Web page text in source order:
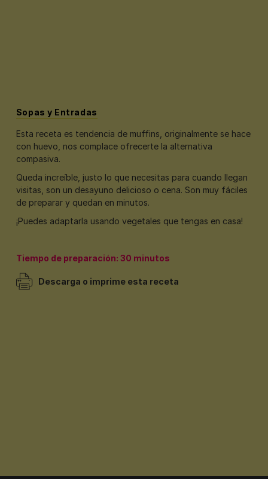
Sopas y Entradas
Esta receta es tendencia de muffins, originalmente se hace
con huevo, nos complace ofrecerte la alternativa
compasiva.
Queda increíble, justo lo que necesitas para cuando llegan
visitas, son un desayuno delicioso o cena. Son muy fáciles
de preparar y quedan en minutos.
¡Puedes adaptarla usando vegetales que tengas en casa!
Tiempo de preparación: 30 minutos
Descarga o imprime esta receta